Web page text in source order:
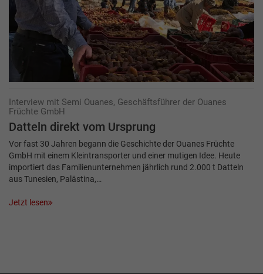
Interview mit Semi Ouanes, Geschäftsführer der Ouanes
Früchte GmbH
Datteln direkt vom Ursprung
Vor fast 30 Jahren begann die Geschichte der Ouanes Früchte
GmbH mit einem Kleintransporter und einer mutigen Idee. Heute
importiert das Familienunternehmen jährlich rund 2.000 t Datteln
aus Tunesien, Palästina,…
Jetzt lesen